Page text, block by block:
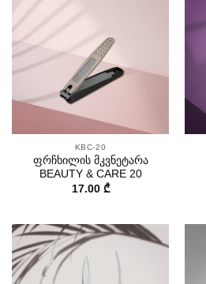
KBC-20
ფრჩხილის მკვნეტარა
BEAUTY & CARE 20
17.00 ₾